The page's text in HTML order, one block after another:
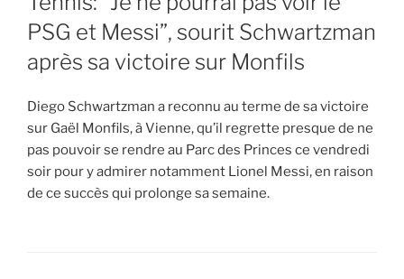
PSG et Messi”, sourit Schwartzman
après sa victoire sur Monfils
Diego Schwartzman a reconnu au terme de sa victoire
sur Gaël Monfils, à Vienne, qu’il regrette presque de ne
pas pouvoir se rendre au Parc des Princes ce vendredi
soir pour y admirer notamment Lionel Messi, en raison
de ce succès qui prolonge sa semaine.